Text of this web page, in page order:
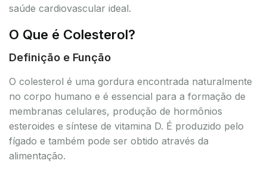
saúde cardiovascular ideal.
O Que é Colesterol?
Definição e Função
O colesterol é uma gordura encontrada naturalmente
no corpo humano e é essencial para a formação de
membranas celulares, produção de hormônios
esteroides e síntese de vitamina D. É produzido pelo
fígado e também pode ser obtido através da
alimentação.